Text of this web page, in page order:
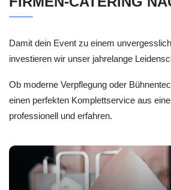
Damit dein Event zu einem
investieren wir unser jahrelange
Ob moderne Verpflegung oder
einen perfekten Komplettservice aus
professionell und erfahren.